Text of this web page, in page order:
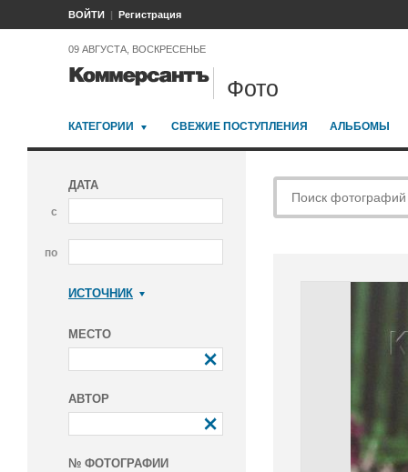
ВОЙТИ Регистрация
09 АВГУСТА, ВОСКРЕСЕНЬЕ
Фото
КАТЕГОРИИ СВЕЖИЕ ПОСТУПЛЕНИЯ АЛЬБОМЫ
ДАТА
с
по
ИСТОЧНИК
МЕСТО
АВТОР
№ ФОТОГРАФИИ